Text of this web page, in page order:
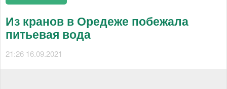
Из кранов в Оредеже побежала
питьевая вода
21:26 16.09.2021